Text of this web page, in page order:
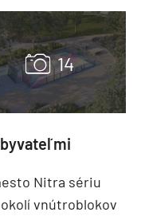
Nitra sériu
vnútroblokov